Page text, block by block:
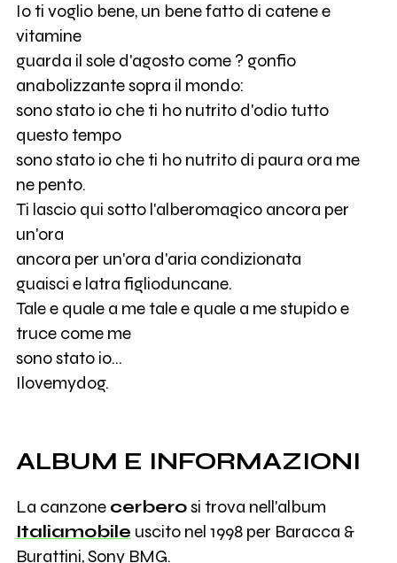
Io ti voglio bene, un bene fatto di catene e
vitamine
guarda il sole d'agosto come ? gonfio
anabolizzante sopra il mondo:
sono stato io che ti ho nutrito d'odio tutto
questo tempo
sono stato io che ti ho nutrito di paura ora me
ne pento.
Ti lascio qui sotto l'alberomagico ancora per
un'ora
ancora per un'ora d'aria condizionata
guaisci e latra figlioduncane.
Tale e quale a me tale e quale a me stupido e
truce come me
sono stato io...
Ilovemydog.
ALBUM E INFORMAZIONI
La canzone cerberosi trova nell'album
Italiamobile uscito nel 1998 per Baracca &
Burattini, Sony BMG.